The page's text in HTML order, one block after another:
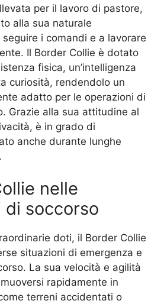
per il lavoro di pastore,
alla sua naturale
i comandi e a lavorare
Il Border Collie è dotato
fisica, un’intelligenza
curiosità, rendendolo un
adatto per le operazioni di
Grazie alla sua attitudine al
è in grado di
anche durante lunghe
nelle
di soccorso
doti, il Border Collie
situazioni di emergenza e
La sua velocità e agilità
rapidamente in
terreni accidentati o